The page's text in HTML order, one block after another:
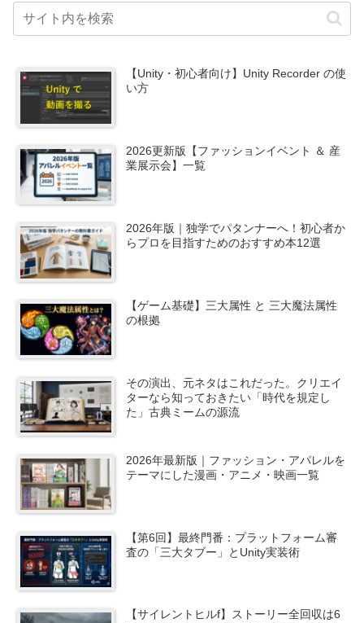
【Unity・初心者向け】Unity Recorder の使
い方
2026更新版【ファッションイベント ＆ 産
業展示会】一覧
2026年版｜独学でパタンナーへ！初心者か
らプロを目指すためのおすすめ本12選
【ゲーム基礎】三大属性 と 三大魔法属性
の根拠
その演出、元ネタはこれだった。クリエイ
ターなら知っておきたい「時代を規定し
た」古典ミームの源流
2026年最新版｜ファッション・アパレルを
テーマにした漫画・アニメ・映画一覧
【第6回】最終門番：プラットフォーム審
査の「三大タブー」とUnity実装術
【サイレントヒルf】ストーリー全回収は6